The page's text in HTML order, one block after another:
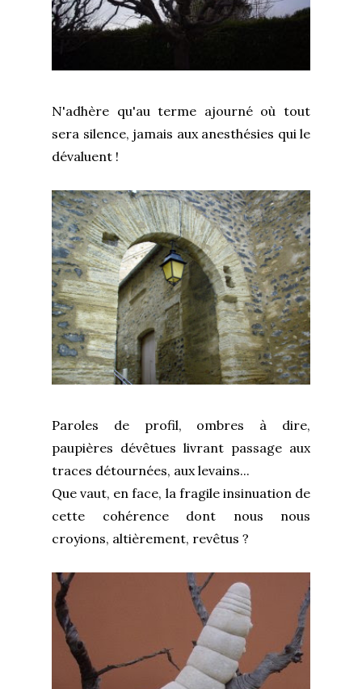
N'adhère qu'au terme ajourné où tout
sera silence, jamais aux anesthésies qui le
dévaluent !
Paroles de profil, ombres à dire,
paupières dévêtues livrant passage aux
traces détournées, aux levains...
Que vaut, en face, la fragile insinuation de
cette cohérence dont nous nous
croyions, altièrement, revêtus ?